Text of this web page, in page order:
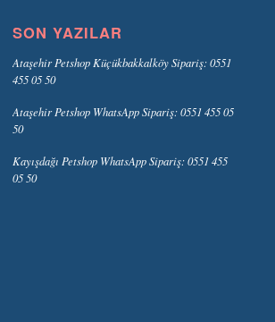
SON YAZILAR
Ataşehir Petshop Küçükbakkalköy Sipariş: 0551
455 05 50
Ataşehir Petshop WhatsApp Sipariş: 0551 455 05
50
Kayışdağı Petshop WhatsApp Sipariş: 0551 455
05 50